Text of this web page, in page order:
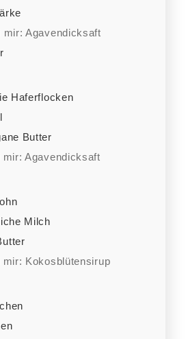
mir: Agavendicksaft
Haferflocken
Butter
mir: Agavendicksaft
Milch
mir: Kokosblütensirup